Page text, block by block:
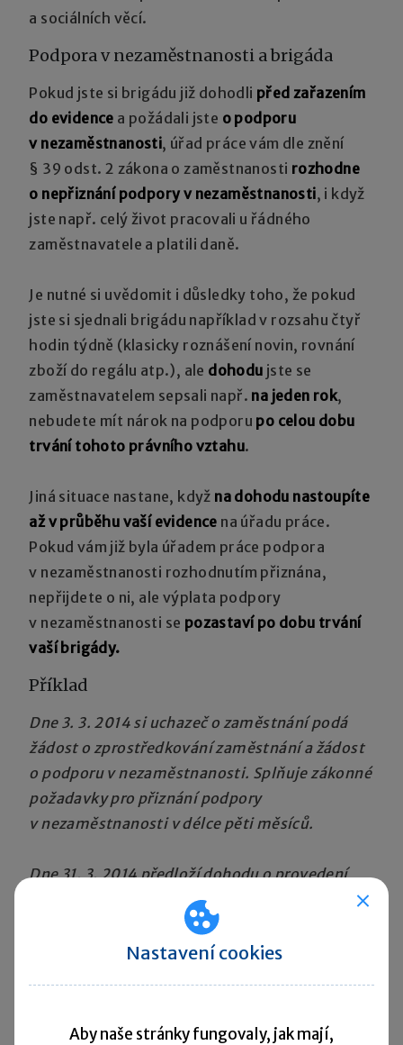
a sociálních věcí.
Podpora v nezaměstnanosti a brigáda
Pokud jste si brigádu již dohodli před zařazením
do evidence a požádali jste o podporu
v nezaměstnanosti, úřad práce vám dle znění
§ 39 odst. 2 zákona o zaměstnanosti rozhodne
o nepřiznání podpory v nezaměstnanosti, i když
jste např. celý život pracovali u řádného
zaměstnavatele a platili daně.
Je nutné si uvědomit i důsledky toho, že pokud
jste si sjednali brigádu například v rozsahu čtyř
hodin týdně (klasicky roznášení novin, rovnání
zboží do regálu atp.), ale dohodu jste se
zaměstnavatelem sepsali např. na jeden rok,
nebudete mít nárok na podporu po celou dobu
trvání tohoto právního vztahu.
Jiná situace nastane, když na dohodu nastoupíte
až v průběhu vaší evidence na úřadu práce.
Pokud vám již byla úřadem práce podpora
v nezaměstnanosti rozhodnutím přiznána,
nepřijdete o ni, ale výplata podpory
v nezaměstnanosti se pozastaví po dobu trvání
vaší brigády.
Příklad
Dne 3. 3. 2014 si uchazeč o zaměstnání podá
žádost o zprostředkování zaměstnání a žádost
o podporu v nezaměstnanosti. Splňuje zákonné
požadavky pro přiznání podpory
v nezaměstnanosti v délce pěti měsíců.
Dne 31. 3. 2014 předloží dohodu o provedení
práce, která bude pravděpodobně mít charakter
nekolidujícího zaměstnání a je uzavřena na
dobu od 1. 4. 2014 do 31. 8. 2014. Uchazeč tedy
Nastavení cookies
Aby naše stránky fungovaly, jak mají,